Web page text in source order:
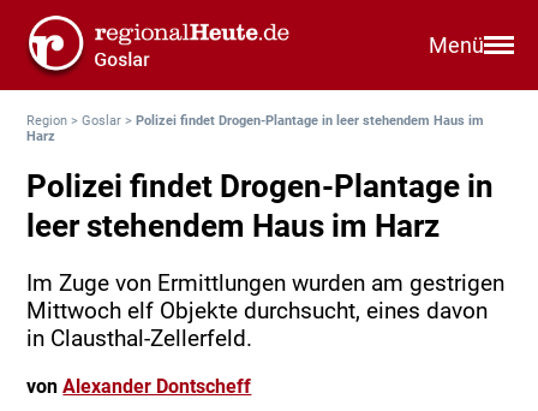
Menü
Region >Goslar >Polizei findet Drogen-Plantage in leer stehendem Haus im
Harz
Polizei findet Drogen-Plantage in
leer stehendem Haus im Harz
Im Zuge von Ermittlungen wurden am gestrigen
Mittwoch elf Objekte durchsucht, eines davon
in Clausthal-Zellerfeld.
vonAlexander Dontscheff